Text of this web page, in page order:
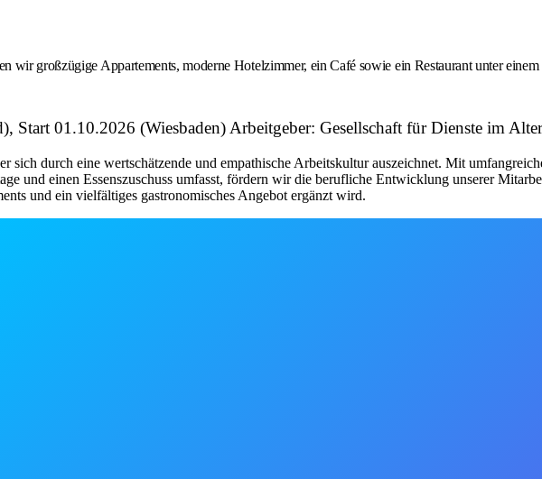
wir großzügige Appartements, moderne Hotelzimmer, ein Café sowie ein Restaurant unter
Start 01.10.2026 (Wiesbaden) Arbeitgeber: Gesellschaft für Dienste im
sich durch eine wertschätzende und empathische Arbeitskultur auszeichnet. Mit
und einen Essenszuschuss umfasst, fördern wir die berufliche Entwicklung unserer
und ein vielfältiges gastronomisches Angebot ergänzt wird.